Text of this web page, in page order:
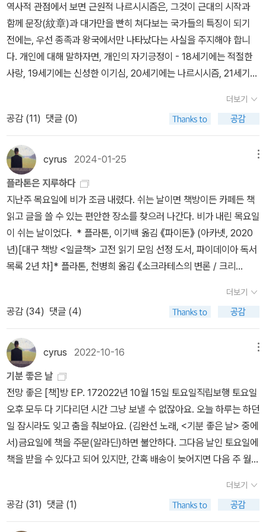
게 공감하기 때문이 아니라, 그 공감을 참아내기 때문이고, 내게 필요
한 것은 고독이다”(346) … 니체의 여러 저작들에서나왔던 이야기들
이 다시금 반복되는데, 이것들 역시 보배라기보다는 하나하나가 다
독자성을 갖고 있는 구슬들같을 뿐이라는 생각이 드는 것을 보면, 내
귀는 아리아드네의 작고 동그란 귀가 아니라, 나귀의 긴 귀인가보다.
대한 호오를 분명히 함으로써 명확히 밝힌다. 이는 그가 비판하는 無
것을 보지 말고, 듣지말며, 자기에게 접근하게 놔두지 말라는” 명령(3
66-7)이 표출된 거리두기의 파토스가 정리되지 않은 채 표출하는 것
처럼 보인다. - 좋아하는 것: 어떤행동의 나쁜 결과를 가치 문제에서
철저히 배제하는 것; 영양 섭취(nutrition);피에몬테 요리; 아침에 한
잔 마시는 차, 차마시기 한 시간 전에 마시는 기름 뺀 진한 카카오 한
잔; 걷는 것; 파스칼, 몽테뉴, 셰익스피어, 몰리에르, 코르네유, 라신,
모파상, 스탕달, 하인리히 하이네, 실재론자 베이컨;파리; 쇼팽 - 싫어
하는 것: 양심의 가책; 신(너희는 생각해서는 안 된다!는 금지),영혼불
멸, 구원, 피안; 독일 요리 전반, 독일 정신, 알코올(와인, 독일 맥주), i
n vinoveritas, 간식, 커피; 앉아 있는 것; (독일 제국적으로변해버
이상 생각하지 않는, 책을 그냥 ‘뒤적거리는’ 학자 (368); 심지어아침
놀을 맞을 때 책 한 권을 읽는 것.3. 존재, 생성, amor fati좀 지루하
다 싶은 취향 표명의 퍼레이드 끝에, 이 책의 부제인 “어떻게 사람은
자기의 모습이 되는가(How one becomes whatone is)?”에 대
한 대답이 9절에서 시전된다. 부제의한국어 번역은 니체가 염두에 둔
바를 (독어는 차치하고) 영어가보여주는 만큼 전혀 보여주지 못한다.
이렇게 의역해보면 어떨까? “어떻게 1844년에 태어나 1888년까지
살아온 니체가 지금 1888년에 존재하고 있는(is) 니체로 생성된 것
제를 위해서는 한 개인 안에 함께 거주하고 있는 능력보다 더 많은 능
력이 필요했었을 것”이라고(370). 한 때는 문헌학자였고, 그 다음에
는 대학교수였던 니체는그 상황을 꿈꾸지 않았다고 한다. 그는 어떤
을 만하다. * [품절] 프리드리히 니체, 안성찬 · 홍사현 함께 옮김, 《즐
거운 학문. 메시나에서의 전원시. 유고(1881년 봄-1882년 여름》
(책세상, 2005년) * 프리드리히 니체, 박찬국 옮김, 《차라투스트라
는 이렇게 말했다: 모든 사람을 위한, 그리고 어느 누구를 위한 것도
아닌 책》 (아카넷, 2025년) [카페 스몰토크 <니체 읽기> 모임 지정
도서 (2022년)]* 프리드리히 니체, 김인순 옮김, 《차라투스트라는
이렇게 말했다》 (열린책들, 2015년) * 프리드리히 니체, 박찬국 옮
백승영 옮김, 《바그너의 경우. 우상의 황혼. 안티크리스트. 이 사람을
보라. 디오니소스 송가. 니체 대 바그너》 (책세상, 2005년)책의 부제
는 ‘어떤 신의 죽음 이후(After the Death of a Certain Go
d)’다. ‘신의 죽음’은 니체 철학의 핵심 용어다. 오랫동안 서양을 지탱
해 온 철학의 두 기둥을 무너뜨리는 선언이다. 철학의 두 기둥은 고대
그리스 철학부터 시작된 형이상학적 이상주의와 그리스도교의 초월
적인 신을 뜻한다. 철학의 두 기둥을 부여잡은 인간은 관념론을 쫓아
다녔고, 자유와 욕망을 부정했다. 그들은 정신적으로 타락한 죄인이
기독교 교리를 반복적으로 새겼다. 니체는 ‘신’을 죽이려고 철학의 두
기둥을 향해 망치를 휘둘렀다. 철학의 두 기둥에 해방된 인간은 자신
의 삶을 긍정하며 스스로 삶의 의미를 만들 줄 안다.<니체와 레비나
스> 첫 번째 시간은 레비나스 철학이 등장하기 전의 철학사를 되돌아
보는 강연으로 시작했다. 강연자는 과거에 니체와 미셸 푸코(Michel
Foucault) 철학 독서 모임을 진행했던 카페 스몰토크의 주인장 ‘김
사장’님이다. * 플라톤, 강철웅 옮김, 《소크라테스의 변명》 (아카넷,
2020년) * 플라톤, 이기백 옮김, 《크리톤》 (아카넷, 2020년)니체
가 등장하기 전에 활동한 철학자들은 윤리적으로 살아가는 방식에 관
심을 가졌다. 소크라테스(Socrates)는 덕에 관하여 논하는 삶이야
말로 인간으로 살아가면서 가장 훌륭한 일이라고 했다(플라톤, 《소크
화 상대자 크리톤(Crito)은 소크라테스에게 탈옥을 권유한다. 그러나
소크라테스는 죽음을 피하려고 자신이 지금까지 지켜온 ‘원칙(logo
역사적 관점에서 보면 근원적 나르시시즘은, 그것이 근대의 시작과
함께 문장(紋章)과 대가만을 빤히 쳐다보는 국가들의 특징이 되기
전에는, 우선 종족과 왕국에서만 나타났다는 사실을 주지해야 합니
다. 개인에 대해 말하자면, 개인의 자기긍정이 - 18세기에는 적절한
사랑, 19세기에는 신성한 이기심, 20세기에는 나르시시즘, 21세기에
기다려야 했습니다. 니체는 현대의 유일한 언어이론가로서 이러한 근
본상황을 조망하였습니다. 175p 제퍼슨 성경; 그래서 나는 찌꺼기에
서 금을 분리해서 금을 그에게 돌려준다. 반면 나는 찌꺼기를 몇 명의
제자들과 어리석음과 악함에 넘길 것이다라고 한다. 제퍼슨은 역사적
예수를 찾은 것도 아니고 이해 가능한 예수를 찾은 것도 아니다. 그는
찬양의 대상을 찾았고, 그를 칭송하는 것은 공동의 도덕적 가치를 붙
잡음으로써 화자를 확실한 공동승리자로 만든다. 나중에 레오 톨스토
이도 비슷한 수단으로 신약의 개인적 버전을 편집했고 그것을 일종
의 ‘다섯번째 복음’으로 제시했다. 다시 말해 복음주의와 계몽의 러시
아 식 공존방식을 제시했다. 187p“나는 그리스도이다. 그러나 누구
나 다 그렇게 되기를, 즉 진지하게 그의 가르침에 끌리고··· ··· 자신에
게 모든 인간적인 탁월함을 돌리고 싶어 한다는 의미에서 그렇다.” 1
89p 니체가 고대 유럽적인 전통과 단절했다는 것은 말의 간접적인
이고 교양 개신교적인 타협으로 보장되지 않는다는 점을 말한다. 기
적의 보고를 생략하고 청중 앞에서 예언자적 협박이나 호소하는 계시
록을 말하는 방법으론 아무 것도 할 수 없다. 반드시 제퍼슨 식의 절충
주의를 넘어서는 표현전략을 개발해야만 한다. 192p 받아들일 수
없게 되어버린 텍스트와 고통스러운 유사성을 피할 수 있을 정도로
새로워야 하고, 익숙한 복음의 잔고를 적어도 형식적으로 계속 기록
한다고 인식될 만큼 비슷해야 한다. 새 편집은 당분간 이전 형식을 전
복시킴으로써 달성될 수 있다. 새로운 약속을 해도 되는 사람은 옛 말
자는 말의 자기찬미적 힘을 근본부터 새롭게 제시하고 형이상학적으
로 암호화된 원한감정을 통해 그에게 각인된 억제로부터 말을 해방시
키려고 한다. 니체가 친구인 프란츠 오버베크에게 “나는 이 책으로 이
더보기
공감 (11) 댓글 (0)
cyrus 2024-01-25
플라톤은 지루하다
지난주 목요일에 비가 조금 내렸다. 쉬는 날이면 책방이든 카페든 책
읽고 글을 쓸 수 있는 편안한 장소를 찾으러 나간다. 비가 내린 목요일
이 쉬는 날이었다. * 플라톤, 이기백 옮김 《파이돈》 (아카넷, 2020
년)[대구 책방 <일글책> 고전 읽기 모임 선정 도서, 파이데이아 독서
목록 2년 차]* 플라톤, 천병희 옮김 《소크라테스의 변론 / 크리
임’ 장소이자 책방인 <일글책>에서 읽으려고 한 책들을 가방에 담았
다. 내가 읽고 있는 책과 독서 모임 참석을 위해 읽어야 할 책을 챙겼
다. 플라톤(Plato)의 《파이돈》이 독서 모임 선정 도서다. 그런데 토
요일이 거의 코앞에 왔는데도 정작 <일글책>에 오면서 읽은 책은
《파이돈》이 아니었다.책방 주인장이 작년에 직장인이 되면서 평일 <
일글책>은 책방 주인장을 대신해 일일 책방지기 두 분이 지키고 있
다. 책방지기 한 분은 책방 근처 연극 극단에 소속된 배우다. 또 다른
책방지기는 토요일 고전 읽기 모임 회원이며 별칭은 ‘조약돌’이다. 목
요일은 약돌 님이 책방에 출근한 날이었는데 《파이돈》을 읽었다. 이
미 《파이돈》을 읽기 시작한 회원들이 있었는데, 그분들은 자기 생각
을 밀고 나가는 소크라테스(Socrates)의 태도가 마음에 들지 않는
다고 했다. 약돌 님은 《파이돈》에 묘사된 소크라테스를 상당히 어려
워했다. 고전 독서 회원들의 불만을 듣고 있으니 얼른 《파이돈》를 읽
더보기
공감 (34) 댓글 (4)
cyrus 2022-10-16
기분 좋은 날
전망 좋은 [책]방 EP. 172022년 10월 15일 토요일직립보행 토요일
오후 모두 다 기다리던 시간 그냥 보낼 수 없잖아요. 오늘 하루는 하던
일 잠시라도 잊고 춤을 춰보아요. (김완선 노래, <기분 좋은 날> 중에
서)금요일에 책을 주문(알라딘)하면 불안하다. 그다음 날인 토요일에
책을 받을 수 있다고 되어 있지만, 간혹 배송이 늦어지면 다음 주 월요
딘 서점에 도착했다는 카톡 메시지가 오지 않았다. 포기하면 편하다
고 했다. 오매불망 기다리기만 하면 해야 할 일(책 읽기와 서평 쓰기)
을 못 한다. 오랜만에 동부도서관에 갔다. 니체(Nietzsche)와 횔덜
더보기
공감 (31) 댓글 (1)